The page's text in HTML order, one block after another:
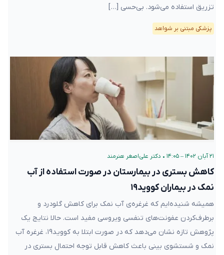
تزریق استفاده می‌شود. بی‌حسی […]
پزشکی مبتنی بر شواهد
۲۱ آبان ۱۴۰۲ – ۱۴:۰۵ • دکتر علی‌اصغر هنرمند
کاهش بستری در بیمارستان در صورت استفاده از آب
نمک در بیماران کووید۱۹
همیشه شنیده‌ایم که غرغره‌ی آب نمک برای کاهش گلودرد و
برطرف‌کردن عفونت‌های تنفسی ویروسی مفید است. حالا نتایج یک
پژوهش تازه نشان می‌دهد که در صورت ابتلا به کووید۱۹، غرغره آب
نمک و شستشوی بینی باعث کاهش قابل توجه احتمال بستری در